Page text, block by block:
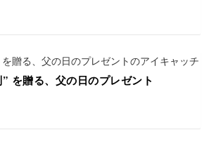
を贈る、父の日のプレゼント